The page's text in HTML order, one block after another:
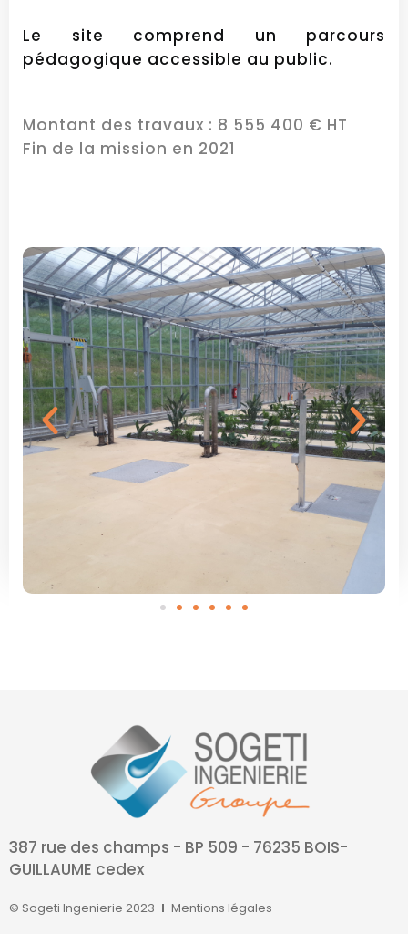
Le site comprend un parcours
pédagogique accessible au public.
Montant des travaux : 8 555 400 € HT
Fin de la mission en 2021
387 rue des champs - BP 509 - 76235 BOIS-
GUILLAUME cedex
© Sogeti Ingenierie 2023 Mentions légales